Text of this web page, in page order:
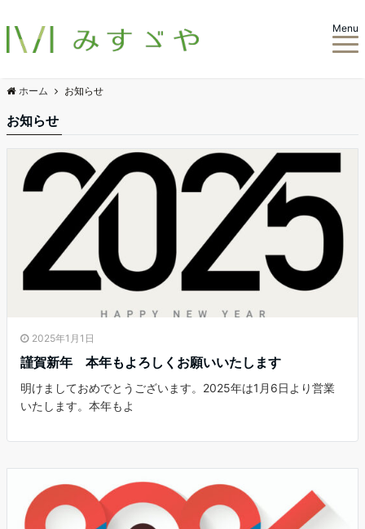
Menu
ホーム お知らせ
お知らせ
2025年1月1日
謹賀新年 本年もよろしくお願いいたします
明けましておめでとうございます。2025年は1月6日より営業
いたします。本年もよ